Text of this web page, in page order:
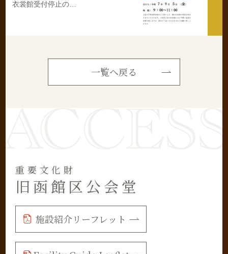
衣裳館受付停止の…
一覧へ戻る
重要文化財
旧函館区公会堂
施設紹介リーフレット